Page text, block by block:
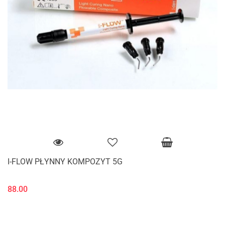
I-FLOW PŁYNNY KOMPOZYT 5G
88.00